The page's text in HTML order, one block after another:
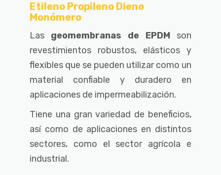
Etileno Propileno Dieno
Monómero
Las geomembranas de EPDM son
revestimientos robustos, elásticos y
flexibles que se pueden utilizar como un
material confiable y duradero en
aplicaciones de impermeabilización.
Tiene una gran variedad de beneficios,
así como de aplicaciones en distintos
sectores, como el sector agrícola e
industrial.